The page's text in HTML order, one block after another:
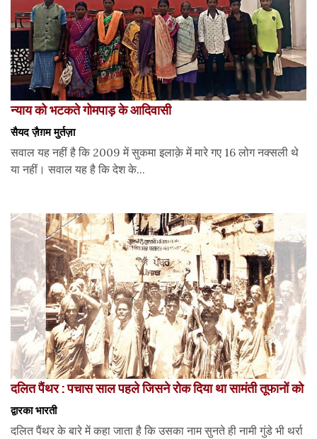
न्याय को भटकते गोमपाड़ के आदिवासी
सैयद ज़ैग़म मुर्तज़ा
सवाल यह नहीं है कि 2009 में सुकमा इलाक़े में मारे गए 16 लोग नक्सली थे
या नहीं। सवाल यह है कि देश के...
दलित पैंथर : पचास साल पहले जिसने रोक दिया था सामंती तूफानों को
द्वारका भारती
दलित पैंथर के बारे में कहा जाता है कि उसका नाम सुनते ही नामी गुंडे भी थर्रा